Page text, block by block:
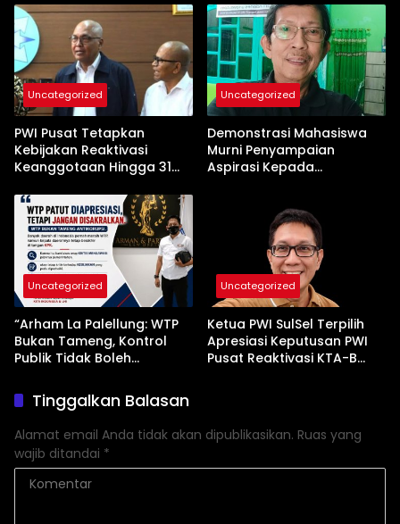
Kemerdekaan Pers
Uncategorized
PWI Pusat Tetapkan
Kebijakan Reaktivasi
Keanggotaan Hingga 31
Uncategorized
Demonstrasi Mahasiswa
Murni Penyampaian
Aspirasi Kepada
Uncategorized
“Arham La Palellung: WTP
Bukan Tameng, Kontrol
Publik Tidak Boleh
Uncategorized
Ketua PWI SulSel Terpilih
Apresiasi Keputusan PWI
Pusat Reaktivasi KTA-B
Tinggalkan Balasan
Alamat email Anda tidak akan dipublikasikan. Ruas yang
wajib ditandai *